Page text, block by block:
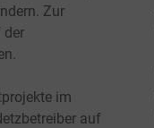
Zur
der
im
auf